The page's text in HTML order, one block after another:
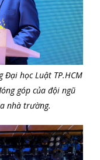
Đại học Luật TP.HCM
góp của đội ngũ
nhà trường.